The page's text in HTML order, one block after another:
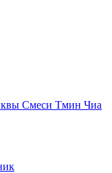
Смеси Тмин Чиа